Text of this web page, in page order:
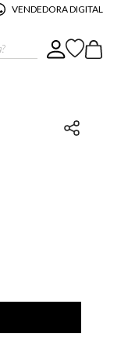
VENDEDORA DIGITAL